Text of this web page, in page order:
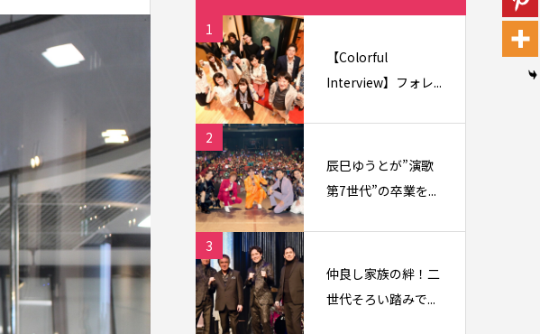
1
【Colorful
Interview】フォレ...
2
辰巳ゆうとが”演歌
第7世代”の卒業を...
3
仲良し家族の絆！二
世代そろい踏みで...